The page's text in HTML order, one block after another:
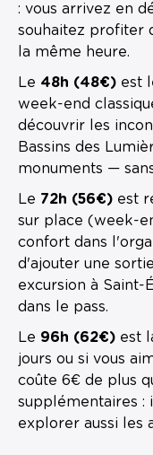
: vous arrivez en
souhaitez profiter
la même heure.
Le 48h (48€) est
week-end
découvrir les
Bassins des
monuments —
Le 72h (56€) est
sur place (week-
confort dans
d'ajouter une
excursion à Saint-
dans le pass.
Le 96h (62€) est
jours ou si vous
coûte 6€ de plus
supplémentaires :
explorer aussi les